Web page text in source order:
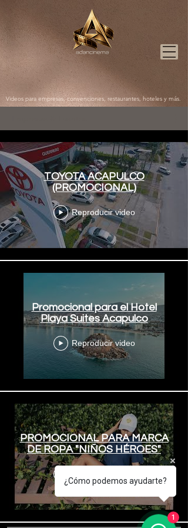
Videos para empresas, convenciones, restaurantes, hoteles y más.
TOYOTA ACAPULCO
(PROMOCIONAL)
Reproducir video
Promocional para el Hotel
Playa Suites Acapulco
Reproducir video
PROMOCIONAL PARA MARCA
DE ROPA "NIÑOS HÉROES"
¿Cómo podemos ayudarte?
1